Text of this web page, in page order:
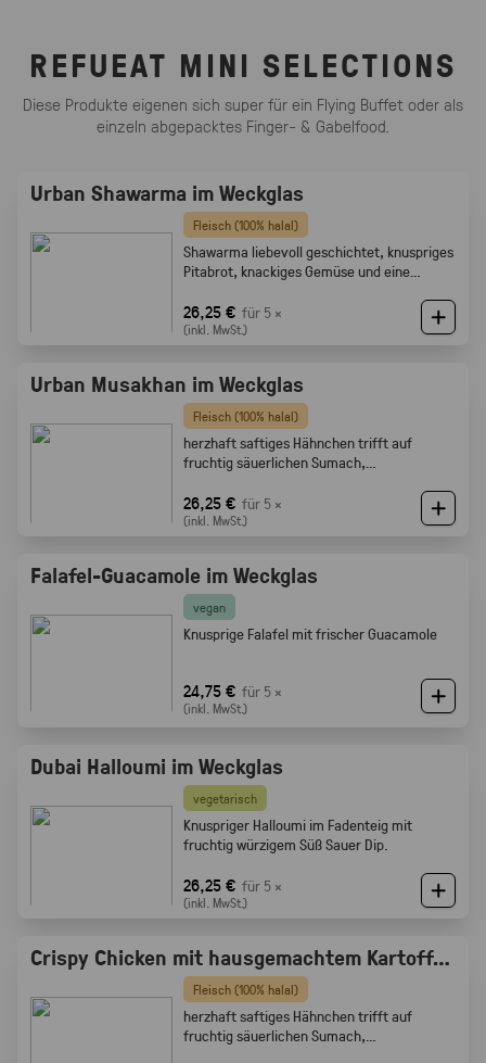
REFUEAT MINI SELECTIONS
Diese Produkte eigenen sich super für ein Flying Buffet oder als
einzeln abgepacktes Finger- & Gabelfood.
Urban Shawarma im Weckglas
Fleisch (100% halal)
Shawarma liebevoll geschichtet, knuspriges
Pitabrot, knackiges Gemüse und eine
26,25 € für 5 ×
(inkl. MwSt.)
Urban Musakhan im Weckglas
Fleisch (100% halal)
herzhaft saftiges Hähnchen trifft auf
fruchtig säuerlichen Sumach,
Röstaromen vom knusprigen Brot
26,25 € für 5 ×
(inkl. MwSt.)
Falafel-Guacamole im Weckglas
vegan
Knusprige Falafel mit frischer Guacamole
24,75 € für 5 ×
(inkl. MwSt.)
Dubai Halloumi im Weckglas
vegetarisch
Knuspriger Halloumi im Fadenteig mit
fruchtig würzigem Süß Sauer Dip.
26,25 € für 5 ×
(inkl. MwSt.)
Crispy Chicken mit hausgemachtem Kartoffelsalat
Fleisch (100% halal)
herzhaft saftiges Hähnchen trifft auf
fruchtig säuerlichen Sumach,